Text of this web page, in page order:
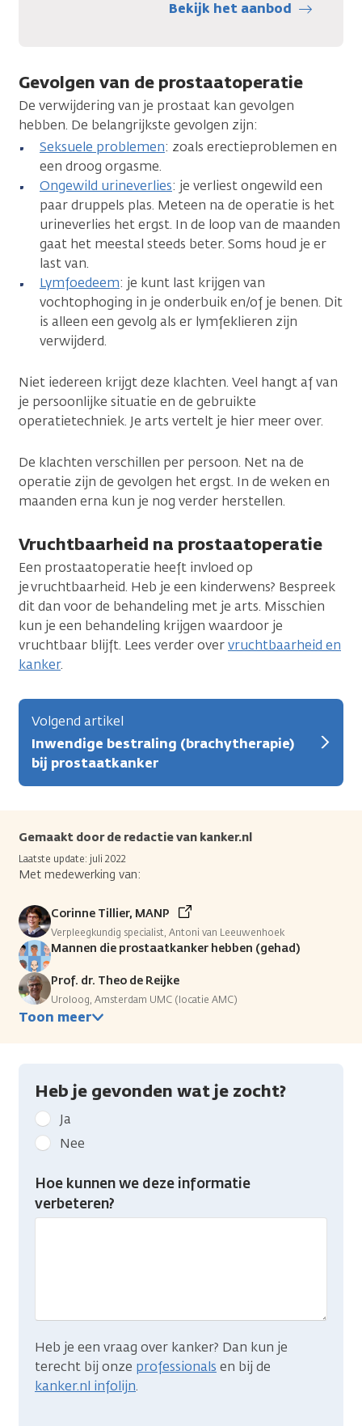
Bekijk het aanbod
Gevolgen van de prostaatoperatie
De verwijdering van je prostaat kan gevolgen
hebben. De belangrijkste gevolgen zijn:
Seksuele problemen: zoals erectieproblemen en
een droog orgasme.
Ongewild urineverlies: je verliest ongewild een
paar druppels plas. Meteen na de operatie is het
urineverlies het ergst. In de loop van de maanden
gaat het meestal steeds beter. Soms houd je er
last van.
Lymfoedeem: je kunt last krijgen van
vochtophoging in je onderbuik en/of je benen. Dit
is alleen een gevolg als er lymfeklieren zijn
verwijderd.
Niet iedereen krijgt deze klachten. Veel hangt af van
je persoonlijke situatie en de gebruikte
operatietechniek. Je arts vertelt je hier meer over.
De klachten verschillen per persoon. Net na de
operatie zijn de gevolgen het ergst. In de weken en
maanden erna kun je nog verder herstellen.
Vruchtbaarheid na prostaatoperatie
Een prostaatoperatie heeft invloed op
je vruchtbaarheid. Heb je een kinderwens? Bespreek
dit dan voor de behandeling met je arts. Misschien
kun je een behandeling krijgen waardoor je
vruchtbaar blijft. Lees verder overvruchtbaarheid en
kanker.
Volgend artikel
Inwendige bestraling (brachytherapie)
bij prostaatkanker
Gemaakt door de redactie van kanker.nl
Laatste update: juli 2022
Met medewerking van:
Corinne Tillier, MANP
Verpleegkundig specialist, Antoni van Leeuwenhoek
Mannen die prostaatkanker hebben (gehad)
Prof. dr. Theo de Reijke
Uroloog, Amsterdam UMC (locatie AMC)
Toon meer
Heb je gevonden wat je zocht?
Geef
kanker.nl
feedback:
Heb
je
gevonden
Ja
Nee
Hoe kunnen we deze informatie
verbeteren?
Heb je een vraag over kanker? Dan kun je
terecht bij onze professionals en bij de
kanker.nl infolijn.